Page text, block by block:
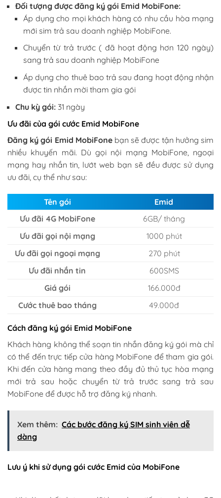
Đối tượng được đăng ký gói Emid MobiFone:
Áp dụng cho mọi khách hàng có nhu cầu hòa mạng
mới sim trả sau doanh nghiệp MobiFone.
Chuyển từ trả trước ( đã hoạt động hơn 120 ngày)
sang trả sau doanh nghiệp MobiFone
Áp dụng cho thuê bao trả sau đang hoạt động nhận
được tin nhắn mời tham gia gói
Chu kỳ gói: 31 ngày
Ưu đãi của gói cước Emid MobiFone
Đăng ký gói Emid MobiFonebạn sẽ được tận hưởng sim
nhiều khuyến mãi. Dù gọi nội mạng MobiFone, ngoại
mạng hay nhắn tin, lướt web bạn sẽ đều được sử dụng
ưu đãi, cụ thể như sau:
Tên gói
Emid
Ưu đãi 4G MobiFone
6GB/ tháng
Ưu đãi gọi nội mạng
1000 phút
Ưu đãi gọi ngoại mạng
270 phút
Ưu đãi nhắn tin
600SMS
Giá gói
166.000đ
Cước thuê bao tháng
49.000đ
Cách đăng ký gói Emid MobiFone
Khách hàng không thể soạn tin nhắn đăng ký gói mà chỉ
có thể đến trực tiếp cửa hàng MobiFone để tham gia gói.
Khi đến cửa hàng mang theo đầy đủ thủ tục hòa mạng
mới trả sau hoặc chuyển từ trả trước sang trả sau
MobiFone để được hỗ trợ đăng ký nhanh.
Xem thêm: Các bước đăng ký SIM sinh viên dễ
dàng
Lưu ý khi sử dụng gói cước Emid của MobiFone